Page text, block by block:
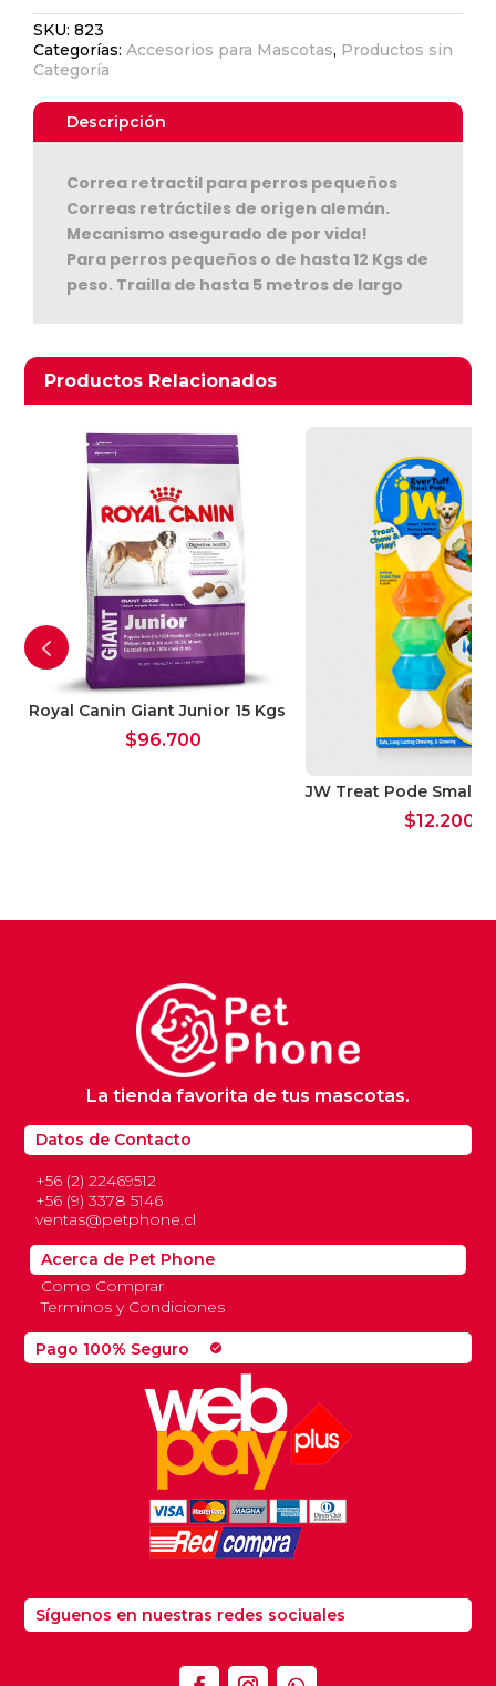
Ver Carrito
Seguir Comprando
SKU:823
Categorías:Accesorios para Mascotas, Productos sin
Categoría
Descripción
Correa retractil para perros pequeños
Correas retráctiles de origen alemán.
Mecanismo asegurado de por vida!
Para perros pequeños o de hasta 12 Kgs de
peso. Trailla de hasta 5 metros de largo
Productos Relacionados
Productos relacionados
Royal Canin Giant Junior 15 Kgs
$96.700
JW Treat Pode Small
$12.200
Pago 100% Seguro check_circle
Datos de Contacto
+56 (2) 22469512
+56 (9) 3378 5146
ventas@petphone.cl
La tienda favorita de tus mascotas.
Acerca de Pet Phone
Como Comprar
Terminos y Condiciones
Síguenos en nuestras redes sociuales